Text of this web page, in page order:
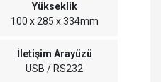
Yükseklik
100 x 285 x 334mm
İletişim Arayüzü
USB / RS232